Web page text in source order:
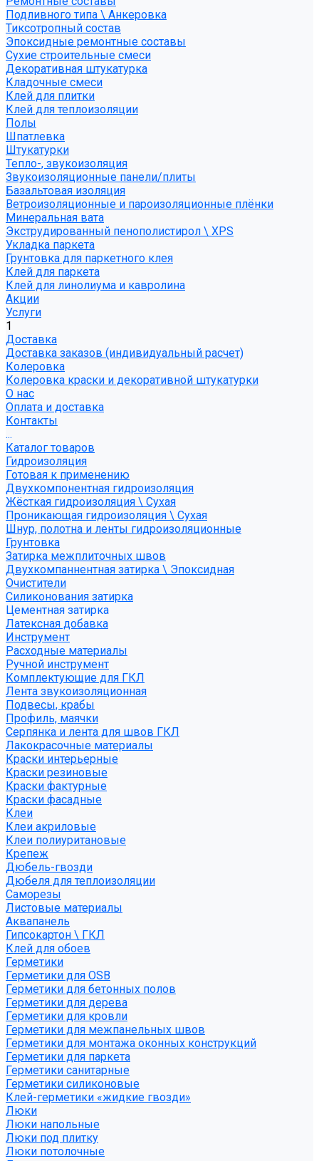
Подливного типа \ Анкеровка
Тиксотропный состав
Эпоксидные ремонтные составы
Сухие строительные смеси
Декоративная штукатурка
Кладочные смеси
Клей для плитки
Клей для теплоизоляции
Полы
Шпатлевка
Штукатурки
Тепло-, звукоизоляция
Звукоизоляционные панели/плиты
Базальтовая изоляция
Ветроизоляционные и пароизоляционные плёнки
Минеральная вата
Экструдированный пенополистирол \ XPS
Укладка паркета
Грунтовка для паркетного клея
Клей для паркета
Клей для линолиума и кавролина
Акции
Услуги
1
Доставка
Доставка заказов (индивидуальный расчет)
Колеровка
Колеровка краски и декоративной штукатурки
О нас
Оплата и доставка
Контакты
...
Каталог товаров
Гидроизоляция
Готовая к применению
Двухкомпонентная гидроизоляция
Жёсткая гидроизоляция \ Сухая
Проникающая гидроизоляция \ Сухая
Шнур, полотна и ленты гидроизоляционные
Грунтовка
Затирка межплиточных швов
Двухкомпаннентная затирка \ Эпоксидная
Очистители
Силиконования затирка
Цементная затирка
Латексная добавка
Инструмент
Расходные материалы
Ручной инструмент
Комплектующие для ГКЛ
Лента звукоизоляционная
Подвесы, крабы
Профиль, маячки
Серпянка и лента для швов ГКЛ
Лакокрасочные материалы
Краски интерьерные
Краски резиновые
Краски фактурные
Краски фасадные
Клеи
Клеи акриловые
Клеи полиуритановые
Крепеж
Дюбель-гвозди
Дюбеля для теплоизоляции
Саморезы
Листовые материалы
Аквапанель
Гипсокартон \ ГКЛ
Клей для обоев
Герметики
Герметики для OSB
Герметики для бетонных полов
Герметики для дерева
Герметики для кровли
Герметики для межпанельных швов
Герметики для монтажа оконных конструкций
Герметики для паркета
Герметики санитарные
Герметики силиконовые
Клей-герметики «жидкие гвозди»
Люки
Люки напольные
Люки под плитку
Люки потолочные